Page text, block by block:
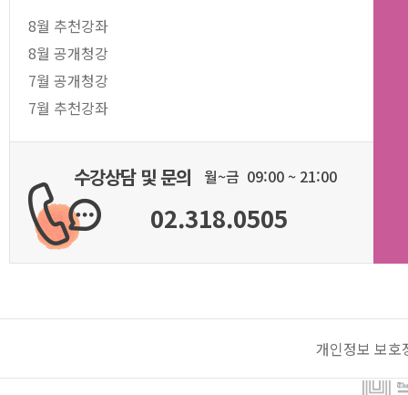
8월 추천강좌
8월 공개청강
7월 공개청강
7월 추천강좌
수강상담 및 문의 월~금 09:00 ~ 21:00
02.318.0505
개인정보 보호